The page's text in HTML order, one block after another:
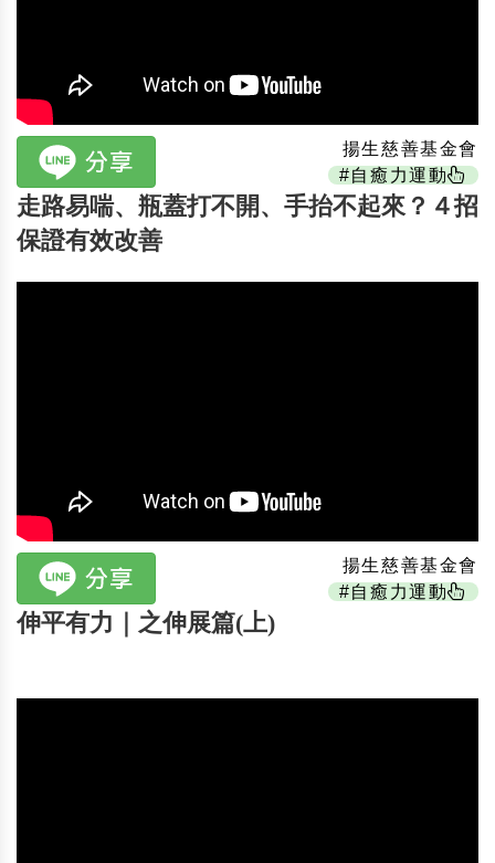
揚生慈善基金會
#自癒力運動
走路易喘、瓶蓋打不開、手抬不起來？４招
保證有效改善
揚生慈善基金會
#自癒力運動
伸平有力｜之伸展篇(上)